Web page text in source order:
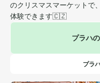
のクリスマスマーケットで
体験できます🇨🇿
プラハ
プラ